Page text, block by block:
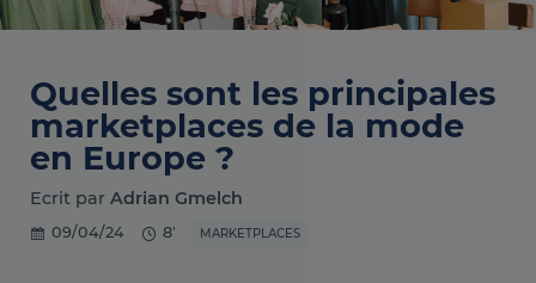
Quelles sont les principales
marketplaces de la mode
en Europe ?
Ecrit par Adrian Gmelch
09/04/24 8' MARKETPLACES